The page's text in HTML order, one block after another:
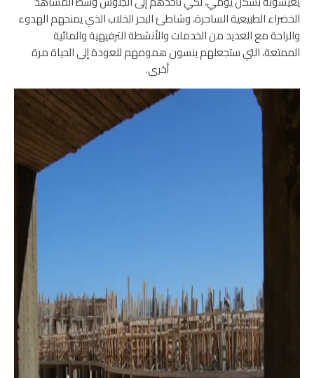
الخضراء الطبيعية الساحرة، وشاطئ البحر الخلاب الذي يمنحهم الهدوء
والراحة مع العديد من الخدمات والأنشطة الترفيهية والمائية
الممتعة، التي ستجعلهم ينسون همومهم للعودة إلى الحياة مرة
أخرى.